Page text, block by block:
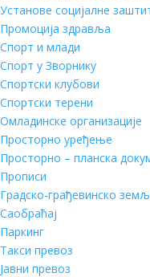
Установе социјалне
Промоција здравља
Спорт и млади
Спорт у Зворнику
Спортски клубови
Спортски терени
Омладинске организације
Просторно уређење
Просторно – планска
Прописи
Градско-грађевинско
Саобраћај
Паркинг
Такси превоз
Јавни превоз